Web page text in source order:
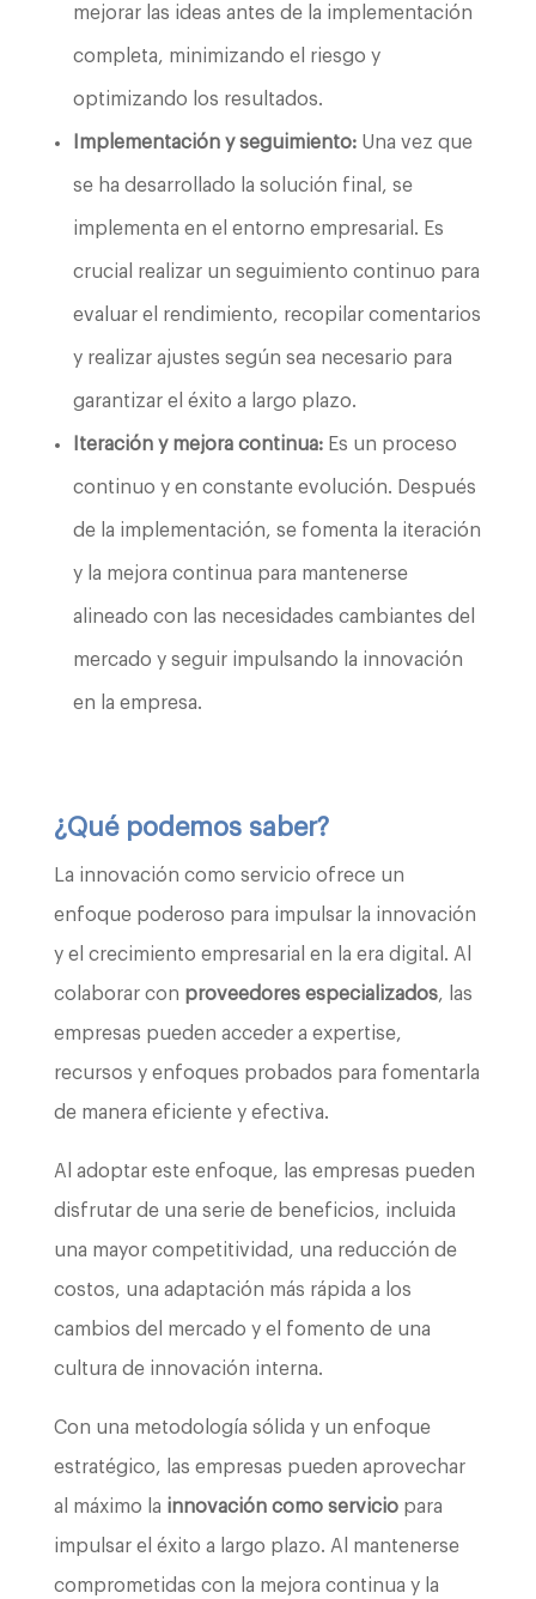
mejorar las ideas antes de la implementación
completa, minimizando el riesgo y
optimizando los resultados.
Implementación y seguimiento:Una vez que
se ha desarrollado la solución final, se
implementa en el entorno empresarial. Es
crucial realizar un seguimiento continuo para
evaluar el rendimiento, recopilar comentarios
y realizar ajustes según sea necesario para
garantizar el éxito a largo plazo.
Iteración y mejora continua:Es un proceso
continuo y en constante evolución. Después
de la implementación, se fomenta la iteración
y la mejora continua para mantenerse
alineado con las necesidades cambiantes del
mercado y seguir impulsando la innovación
en la empresa.
¿Qué podemos saber?
La innovación como servicio ofrece un
enfoque poderoso para impulsar la innovación
y el crecimiento empresarial en la era digital. Al
colaborar con proveedores especializados, las
empresas pueden acceder a expertise,
recursos y enfoques probados para fomentarla
de manera eficiente y efectiva.
Al adoptar este enfoque, las empresas pueden
disfrutar de una serie de beneficios, incluida
una mayor competitividad, una reducción de
costos, una adaptación más rápida a los
cambios del mercado y el fomento de una
cultura de innovación interna.
Con una metodología sólida y un enfoque
estratégico, las empresas pueden aprovechar
al máximo la innovación como serviciopara
impulsar el éxito a largo plazo. Al mantenerse
comprometidas con la mejora continua y la